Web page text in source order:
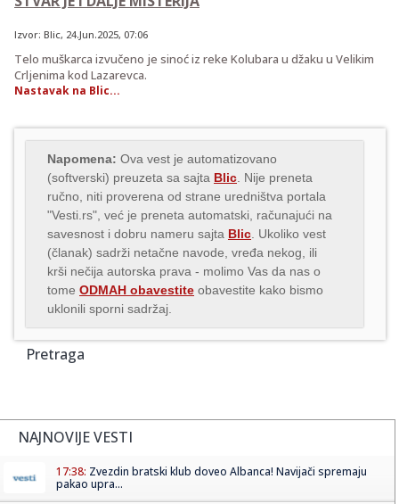
Izvor: Blic, 24.Jun.2025, 07:06
Telo muškarca izvučeno je sinoć iz reke Kolubara u džaku u Velikim
Crljenima kod Lazarevca.
Nastavak na Blic...
Napomena: Ova vest je automatizovano
(softverski) preuzeta sa sajta Blic . Nije preneta
ručno, niti proverena od strane uredništva portala
"Vesti.rs", već je preneta automatski, računajući na
savesnost i dobru nameru sajta Blic . Ukoliko vest
(članak) sadrži netačne navode, vređa nekog, ili
krši nečija autorska prava - molimo Vas da nas o
tome ODMAH obavestite obavestite kako bismo
uklonili sporni sadržaj.
Pretraga
NAJNOVIJE VESTI
17:38: Zvezdin bratski klub doveo Albanca! Navijači spremaju
pakao upra...